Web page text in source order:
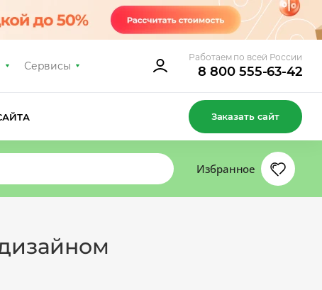
Сервисы
Работаем по всей России
8 800 555-63-42
Заказать сайт
Избранное